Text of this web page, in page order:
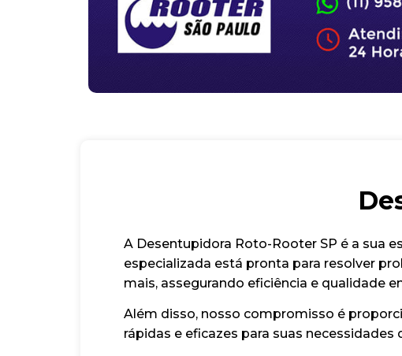
A Desentupidora Roto-Rooter SP é a sua
especializada está pronta para resolver
mais, assegurando eficiência e qualidade
Além disso, nosso compromisso é
rápidas e eficazes para suas